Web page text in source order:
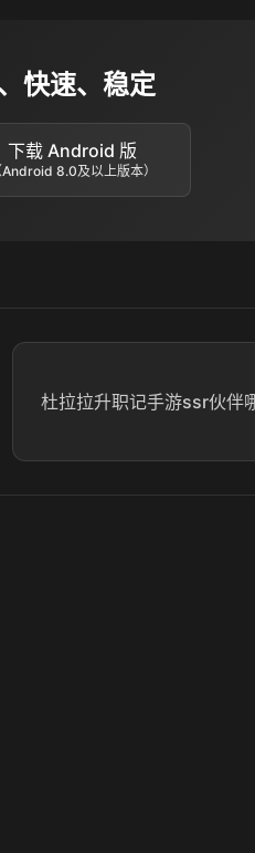
快速、稳定
下载 Android 版
Android 8.0及以上版本）
杜拉拉升职记手游ssr伙伴